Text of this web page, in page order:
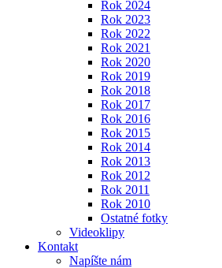
Rok 2024
Rok 2023
Rok 2022
Rok 2021
Rok 2020
Rok 2019
Rok 2018
Rok 2017
Rok 2016
Rok 2015
Rok 2014
Rok 2013
Rok 2012
Rok 2011
Rok 2010
Ostatné fotky
Videoklipy
Kontakt
Napíšte nám